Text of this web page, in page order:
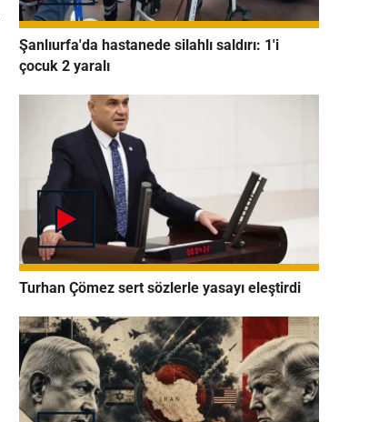
Şanlıurfa'da hastanede silahlı saldırı: 1'i
çocuk 2 yaralı
Turhan Çömez sert sözlerle yasayı eleştirdi